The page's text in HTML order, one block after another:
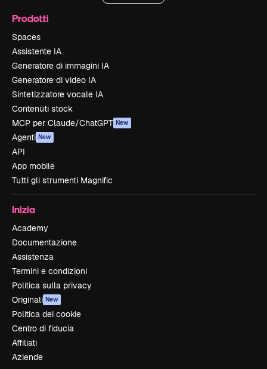
Prodotti
Spaces
Assistente IA
Generatore di immagini IA
Generatore di video IA
Sintetizzatore vocale IA
Contenuti stock
MCP per Claude/ChatGPT New
Agenti New
API
App mobile
Tutti gli strumenti Magnific
Inizia
Academy
Documentazione
Assistenza
Termini e condizioni
Politica sulla privacy
Originali New
Politica dei cookie
Centro di fiducia
Affiliati
Aziende